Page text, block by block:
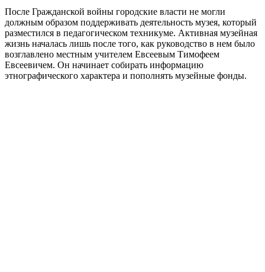
После Гражданской войны городские власти не могли
должным образом поддерживать деятельность музея, который
разместился в педагогическом техникуме. Активная музейная
жизнь началась лишь после того, как руководство в нем было
возглавлено местным учителем Евсеевым Тимофеем
Евсеевичем. Он начинает собирать информацию
этнографического характера и пополнять музейные фонды.